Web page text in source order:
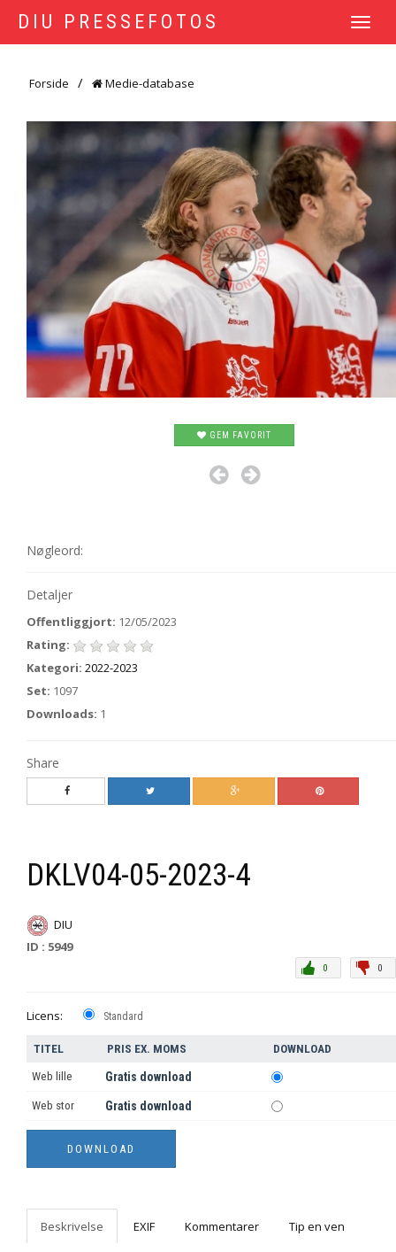
DIU PRESSEFOTOS
TOGGLE
Forside Medie-database
GEM FAVORIT
Nøgleord:
Detaljer
Offentliggjort: 12/05/2023
Rating:
Kategori: 2022-2023
Set: 1097
Downloads: 1
Share
DKLV04-05-2023-4
DIU
ID : 5949
0
0
Licens: Standard
TITEL PRIS EX. MOMS DOWNLOAD
Web lille Gratis download
Web stor Gratis download
Beskrivelse EXIF Kommentarer Tip en ven